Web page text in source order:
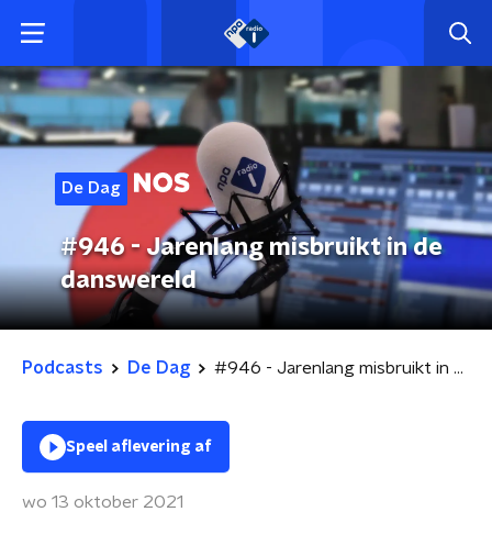
De Dag
#946 - Jarenlang misbruikt in de
danswereld
Podcasts De Dag #946 - Jarenlang misbruikt in de danswereld
Speel aflevering af
wo 13 oktober 2021